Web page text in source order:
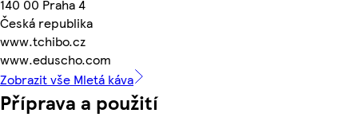
140 00 Praha 4
Česká republika
www.tchibo.cz
www.eduscho.com
Zobrazit vše Mletá káva
Příprava a použití